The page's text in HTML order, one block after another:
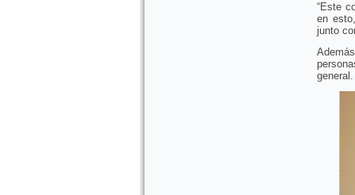
“Este
en
junto
general.